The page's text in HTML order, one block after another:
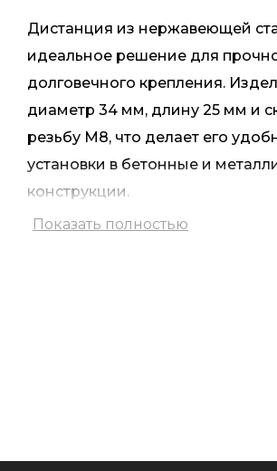
Дистанция из нержавеющей
идеальное решение для
долговечного крепления.
диаметр 34 мм, длину 25 мм и
резьбу М8, что делает его
установки в бетонные и
конструкции.
обеспечивая плотный контакт с
Показать полностью